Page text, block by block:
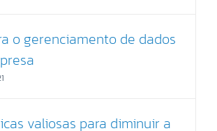
o gerenciamento de dados
valiosas para diminuir a